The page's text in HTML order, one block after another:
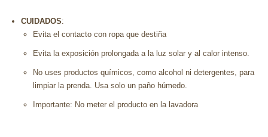
CUIDADOS:
Evita el contacto con ropa que destiña
Evita la exposición prolongada a la luz solar y al calor intenso.
No uses productos químicos, como alcohol ni detergentes, para
limpiar la prenda. Usa solo un paño húmedo.
Importante: No meter el producto en la lavadora